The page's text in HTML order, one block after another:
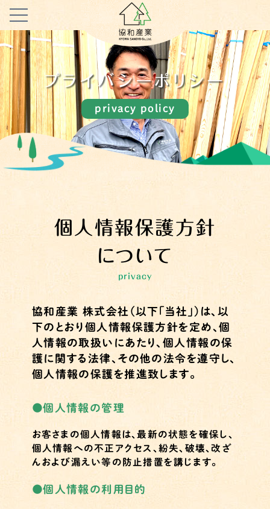
プライバシーポリシー
privacy policy
個人情報保護方針
について
privacy
協和産業 株式会社（以下「当社」）は、以
下のとおり個人情報保護方針を定め、個
人情報の取扱いにあたり、個人情報の保
護に関する法律、その他の法令を遵守し、
個人情報の保護を推進致します。
●個人情報の管理
お客さまの個人情報は、最新の状態を確保し、
個人情報への不正アクセス、紛失、破壊、改ざ
んおよび漏えい等の防止措置を講じます。
●個人情報の利用目的